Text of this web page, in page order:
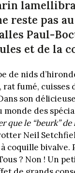
reste pas
Paul-
et de la
de nids
fumé,
son
monde des
que le “beurk” de
Neil
coquille bivalve.
? Non ! Un